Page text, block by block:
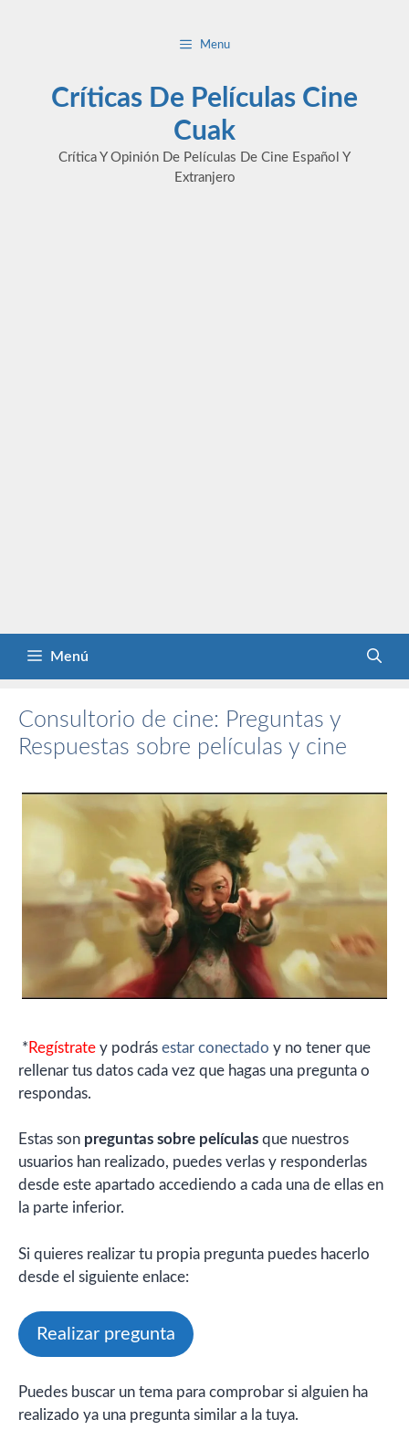
Menu
Críticas De Películas Cine
Cuak
Crítica Y Opinión De Películas De Cine Español Y
Extranjero
Menú
Consultorio de cine: Preguntas y
Respuestas sobre películas y cine
* Regístrate y podrás estar conectado y no tener que
rellenar tus datos cada vez que hagas una pregunta o
respondas.
Estas son preguntas sobre películas que nuestros
usuarios han realizado, puedes verlas y responderlas
desde este apartado accediendo a cada una de ellas en
la parte inferior.
Si quieres realizar tu propia pregunta puedes hacerlo
desde el siguiente enlace:
Realizar pregunta
Puedes buscar un tema para comprobar si alguien ha
realizado ya una pregunta similar a la tuya.